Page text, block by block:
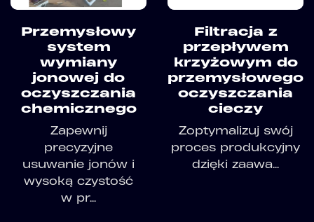
Przemysłowy
system
wymiany
jonowej do
oczyszczania
chemicznego
Zapewnij
precyzyjne
usuwanie jonów i
wysoką czystość
w pr...
Filtracja z
przepływem
krzyżowym do
przemysłowego
oczyszczania
cieczy
Zoptymalizuj swój
proces produkcyjny
dzięki zaawa...